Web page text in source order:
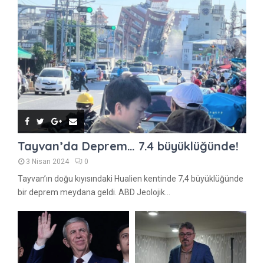
Tayvan’da Deprem… 7.4 büyüklüğünde!
3 Nisan 2024 0
Tayvan’ın doğu kıyısındaki Hualien kentinde 7,4 büyüklüğünde
bir deprem meydana geldi. ABD Jeolojik...